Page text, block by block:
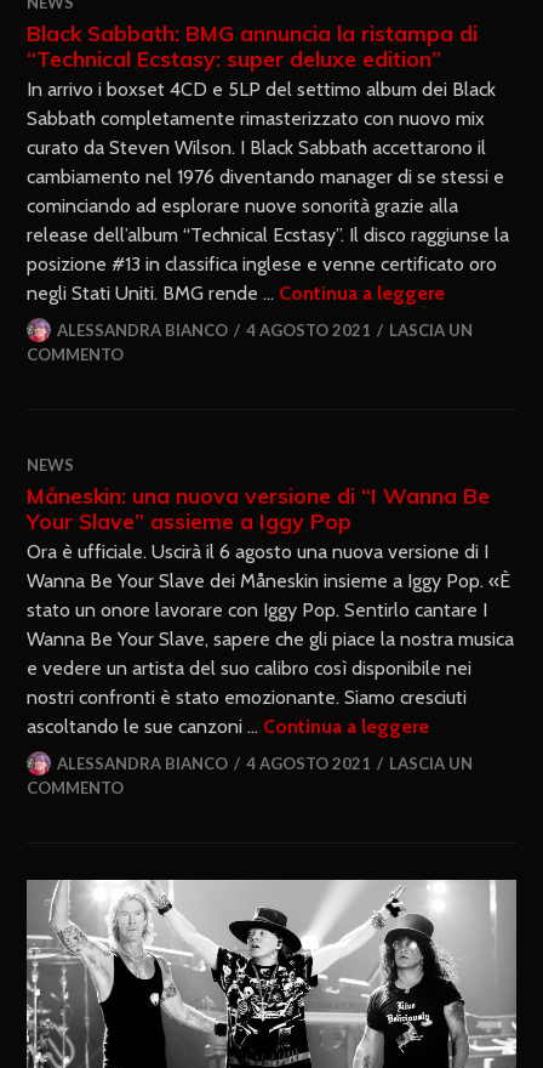
Black Sabbath: BMG annuncia la ristampa di
“Technical Ecstasy: super deluxe edition”
In arrivo i boxset 4CD e 5LP del settimo album dei Black
Sabbath completamente rimasterizzato con nuovo mix
curato da Steven Wilson. I Black Sabbath accettarono il
cambiamento nel 1976 diventando manager di se stessi e
cominciando ad esplorare nuove sonorità grazie alla
release dell’album “Technical Ecstasy”. Il disco raggiunse la
posizione #13 in classifica inglese e venne certificato oro
negli Stati Uniti. BMG rende … Continua a leggere
ALESSANDRA BIANCO 4 AGOSTO 2021
LASCIA UN
COMMENTO
NEWS
Måneskin: una nuova versione di “I Wanna Be
Your Slave” assieme a Iggy Pop
Ora è ufficiale. Uscirà il 6 agosto una nuova versione di I
Wanna Be Your Slave dei Måneskin insieme a Iggy Pop. «È
stato un onore lavorare con Iggy Pop. Sentirlo cantare I
Wanna Be Your Slave, sapere che gli piace la nostra musica
e vedere un artista del suo calibro così disponibile nei
nostri confronti è stato emozionante. Siamo cresciuti
ascoltando le sue canzoni … Continua a leggere
ALESSANDRA BIANCO 4 AGOSTO 2021
LASCIA UN
COMMENTO